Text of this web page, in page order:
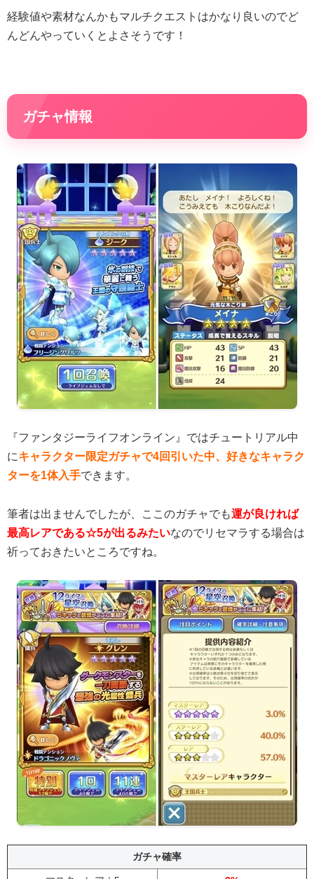
経験値や素材なんかもマルチクエストはかなり良いのでど
んどんやっていくとよさそうです！
ガチャ情報
『ファンタジーライフオンライン』ではチュートリアル中
にキャラクター限定ガチャで4回引いた中、好きなキャラク
ターを1体入手できます。
筆者は出ませんでしたが、ここのガチャでも運が良ければ
最高レアである☆5が出るみたいなのでリセマラする場合は
祈っておきたいところですね。
ガチャ確率